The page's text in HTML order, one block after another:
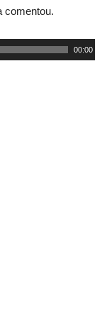
comentou.
00:00